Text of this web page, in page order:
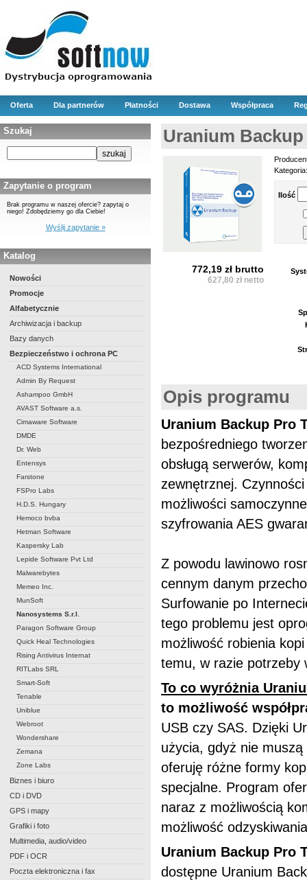
Oferta Dla partnerów Płatności Dostawa Współpraca
Szukaj
Zapytanie o program
Brak programu w naszej ofercie? zapytaj o
niego! Zdobędziemy go dla Ciebie!
Wyślij zapytanie »
Katalog
Nowości
Promocje
Alfabetycznie
Archiwizacja i backup
Bazy danych
Bezpieczeństwo i ochrona PC
ACD Systems International
Admin By Request
Ashampoo GmbH
AVAST Software a.s.
Cimaware Software
DMDE
Dr. Web
Entensys
Farstone
FSPro Labs
H.D.S. Hungary
Hemoco bvba
Hetman Software
Kaspersky Lab
Lepide Software Pvt Ltd
Malwarebytes
Memeo Inc.
MunSoft
Nanosystems S.r.l.
Paragon Software Group
Quick Heal Technologies
Rising Antivirus Internat
RITLabs SRL
Smart-Soft
Tenable
Uniblue
Webroot
Wondershare
Zemana
Zone Labs
Biznes i biuro
CD i DVD
GPS i mapy
Grafiki i foto
Multimedia, audio/video
PDF i OCR
Poczta elektroniczna i fax
Uranium Backup
Ilość
772,19 zł brutto
627,80 zł netto
Opis programu
Uranium Backup Pro
bezpośredniego
obsługą serwerów,
zewnętrznej.
możliwości
szyfrowania AES
Z powodu lawinowo
cennym danym
Surfowanie po
tego problemu jest
możliwość robienia
temu, w razie potrzeby
To co wyróżnia
to możliwość
USB czy SAS. Dzięki
użycia, gdyż nie
oferuję różne formy
specjalne. Program
naraz z możliwością
możliwość
Uranium Backup Pro
dostępne Uranium